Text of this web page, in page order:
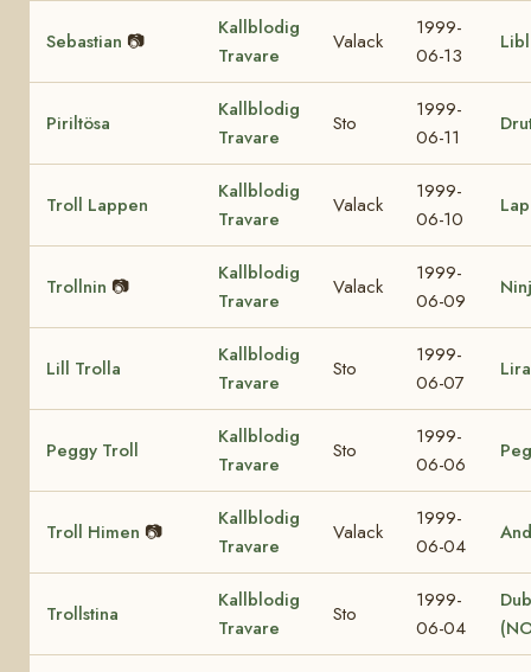
Sebastian 📷
Kallblodig
Travare
Valack
1999-
06-13
Piriltösa
Kallblodig
Travare
Sto
1999-
06-11
Troll Lappen
Kallblodig
Travare
Valack
1999-
06-10
Trollnin 📷
Kallblodig
Travare
Valack
1999-
06-09
Lill Trolla
Kallblodig
Travare
Sto
1999-
06-07
Peggy Troll
Kallblodig
Travare
Sto
1999-
06-06
Troll Himen 📷
Kallblodig
Travare
Valack
1999-
06-04
Trollstina
Kallblodig
Travare
Sto
1999-
06-04